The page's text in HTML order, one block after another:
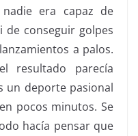
era capaz de
de conseguir golpes
a palos.
resultado parecía
un deporte pasional
pocos minutos. Se
hacía pensar que